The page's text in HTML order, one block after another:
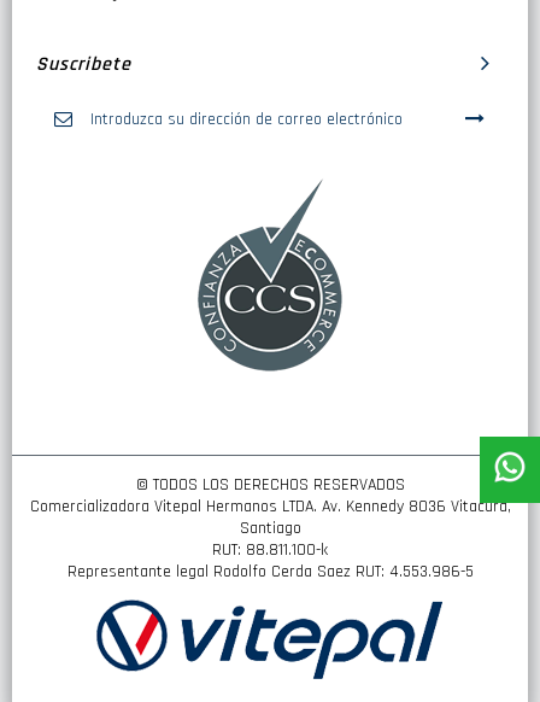
Suscribete
© TODOS LOS DERECHOS RESERVADOS
Comercializadora Vitepal Hermanos LTDA. Av. Kennedy 8036 Vitacura,
Santiago
RUT: 88.811.100-k
Representante legal Rodolfo Cerda Saez RUT: 4.553.986-5